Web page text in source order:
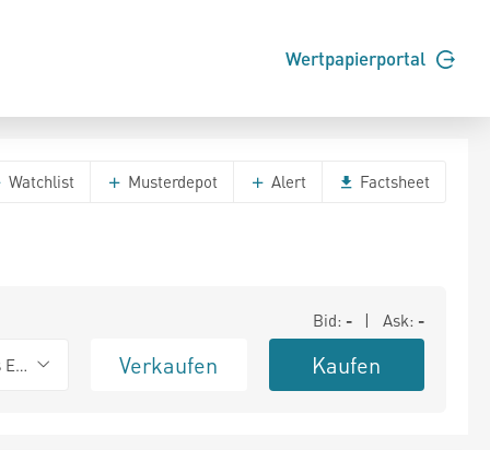
Wertpapierportal
Watchlist Musterdepot Alert Factsheet
Bid: - | Ask: -
Verkaufen Kaufen